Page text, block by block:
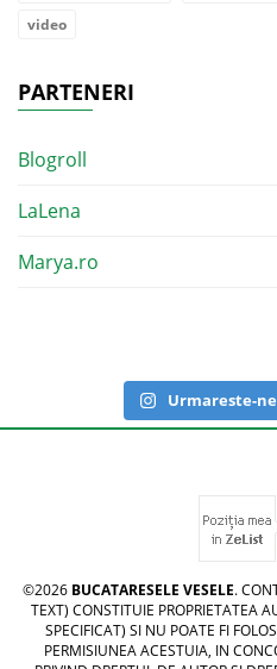
video
PARTENERI
Blogroll
LaLena
Marya.ro
Urmareste-
©2026 BUCATARESELE VESELE.
TEXT) CONSTITUIE PROPRIETATEA
SPECIFICAT) SI NU POATE FI
PERMISIUNEA ACESTUIA, IN